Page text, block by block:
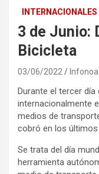
INTERNACIONALES
3 de Junio:
Bicicleta
03/06/2022 Infonoa
Durante el tercer
internacionalmente
medios de
cobró en los
Se trata del día
herramienta